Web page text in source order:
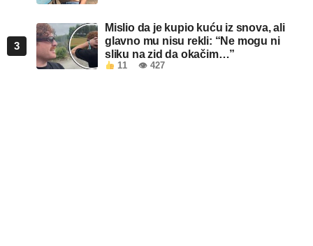
3
Mislio da je kupio kuću iz snova, ali
glavno mu nisu rekli: “Ne mogu ni
sliku na zid da okačim…”
11 👁 427